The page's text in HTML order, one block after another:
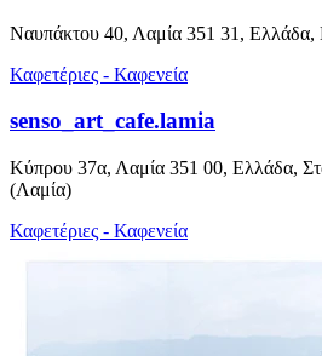
Ναυπάκτου 40, Λαμία 351 31,
Καφετέριες - Καφενεία
senso_art_cafe.lamia
Κύπρου 37α, Λαμία 351 00, Ελλάδα,
(Λαμία)
Καφετέριες - Καφενεία